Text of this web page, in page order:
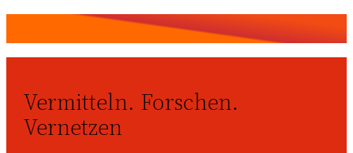
Vermitteln. Forschen.
Vernetzen